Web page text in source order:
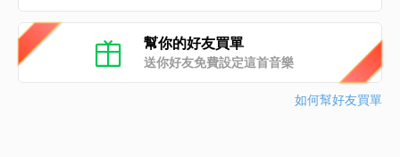
幫你的好友買單
送你好友免費設定這首音樂
如何幫好友買單